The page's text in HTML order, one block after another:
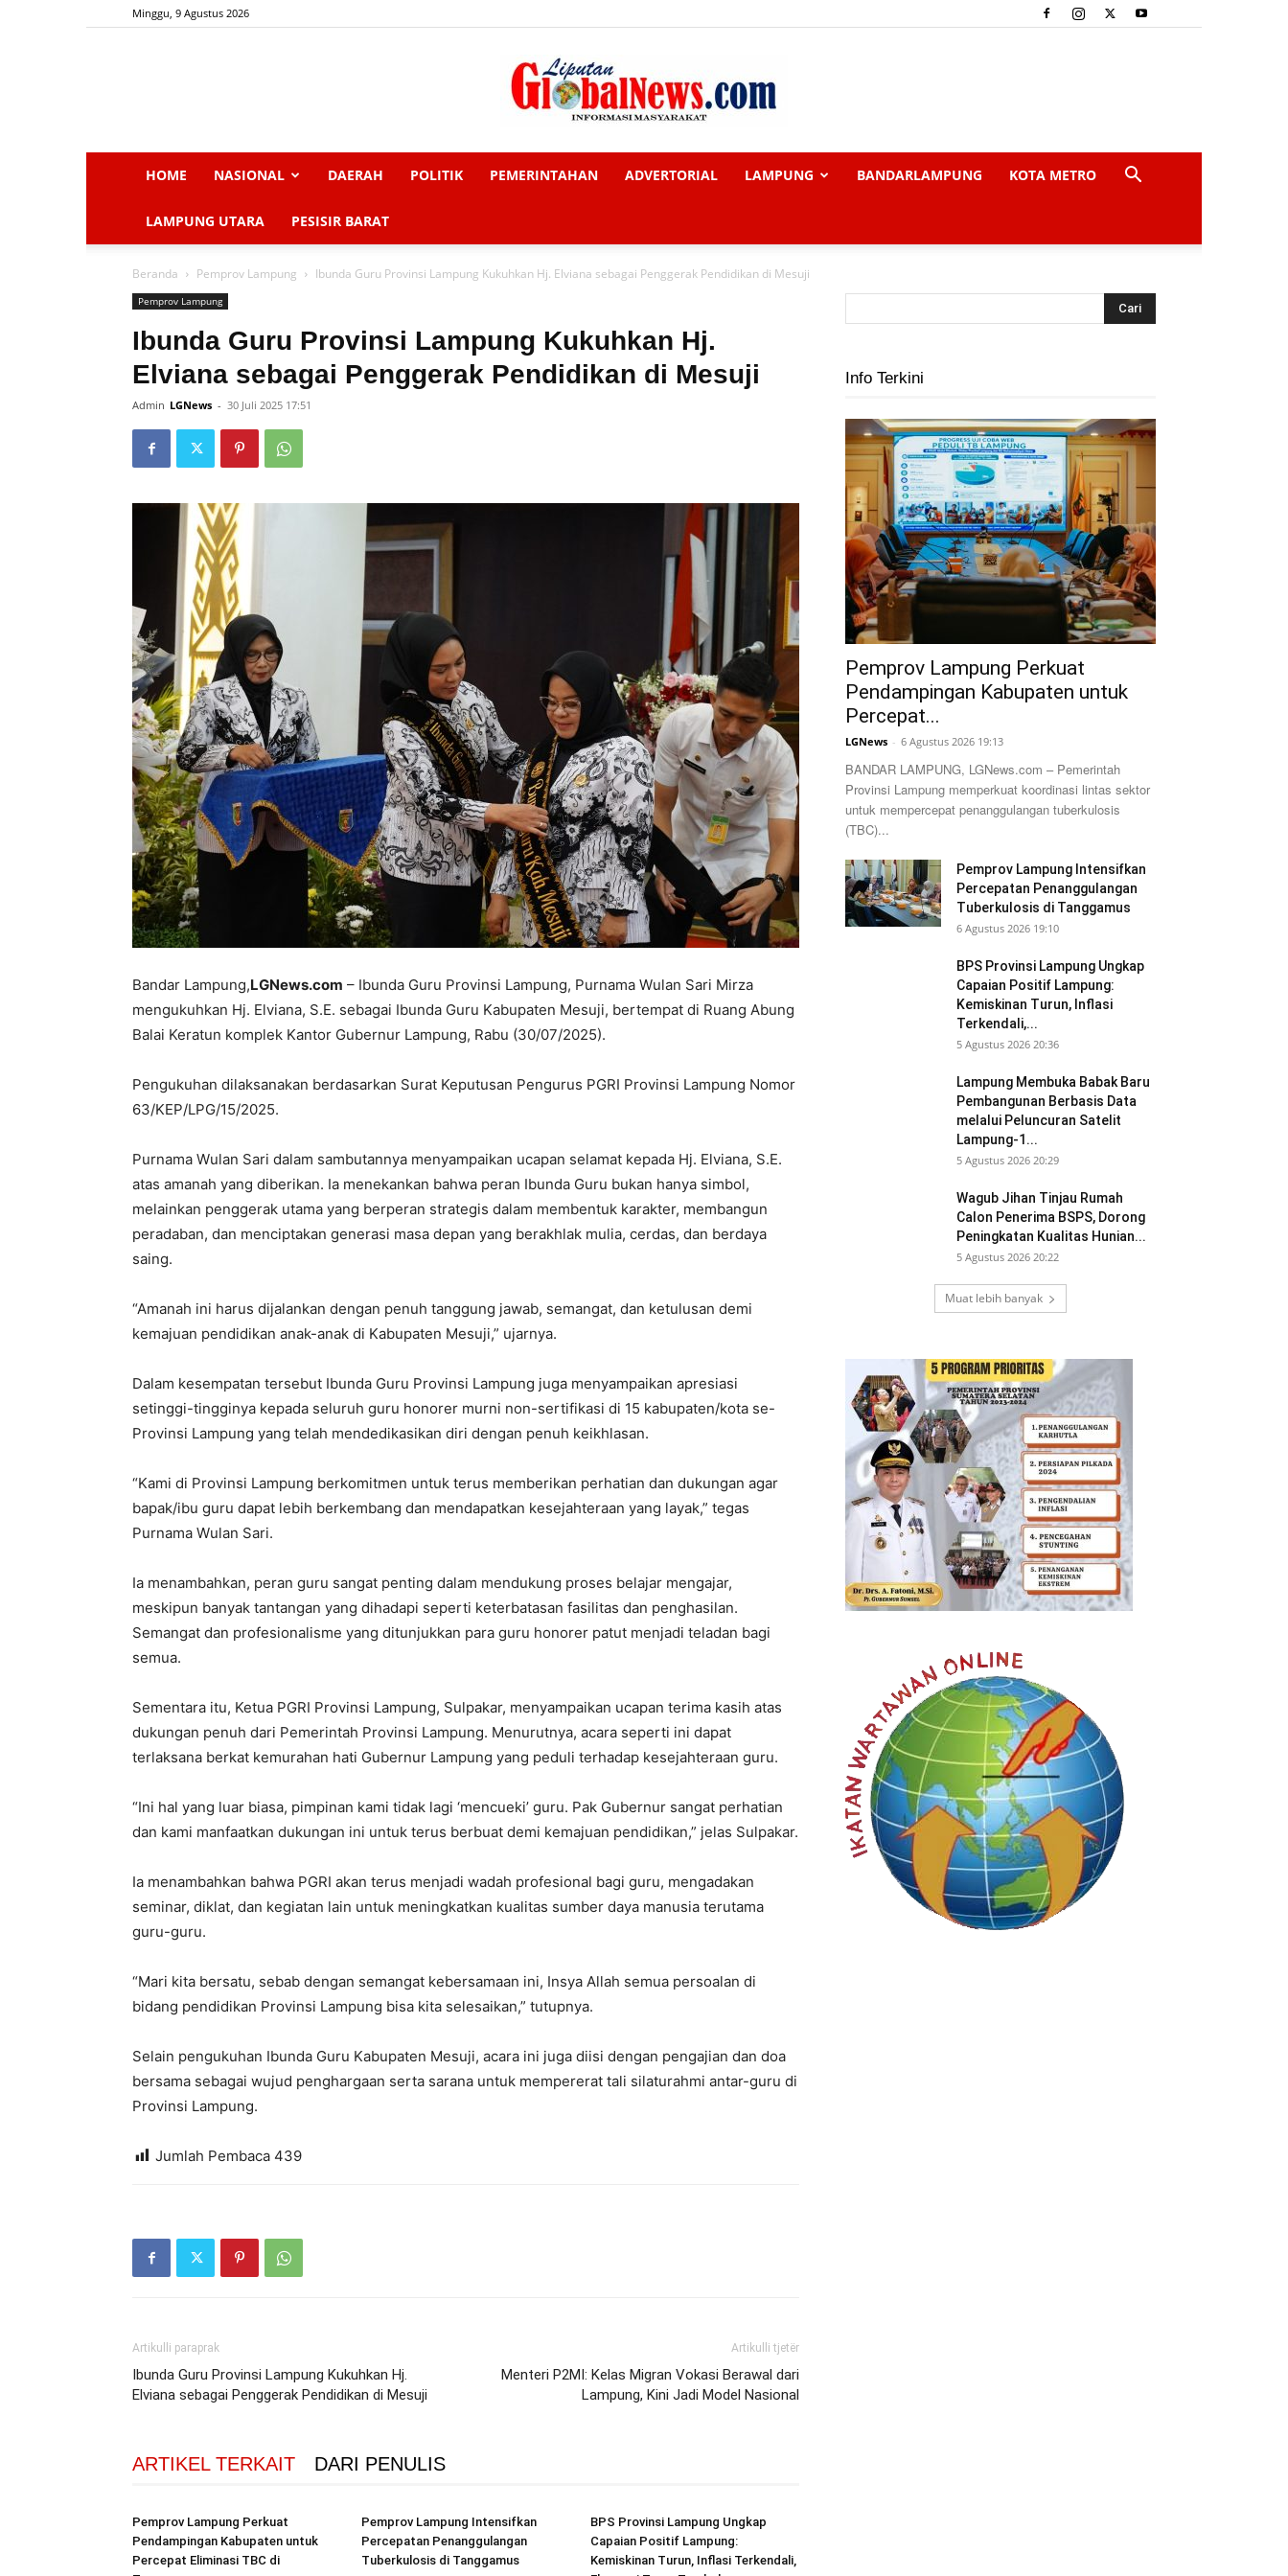
Minggu, 9 Agustus 2026
HOME NASIONAL DAERAH POLITIK PEMERINTAHAN ADVERTORIAL LAMPUNG BANDARLAMPUNG KOTA METRO
LAMPUNG UTARA PESISIR BARAT
Beranda Pemprov Lampung Ibunda Guru Provinsi Lampung Kukuhkan Hj. Elviana sebagai Penggerak Pendidikan di Mesuji
Pemprov Lampung
Ibunda Guru Provinsi Lampung Kukuhkan Hj.
Elviana sebagai Penggerak Pendidikan di Mesuji
Admin LGNews - 30 Juli 2025 17:51
Bandar Lampung,LGNews.com – Ibunda Guru Provinsi Lampung, Purnama Wulan Sari Mirza
mengukuhkan Hj. Elviana, S.E. sebagai Ibunda Guru Kabupaten Mesuji, bertempat di Ruang Abung
Balai Keratun komplek Kantor Gubernur Lampung, Rabu (30/07/2025).
Pengukuhan dilaksanakan berdasarkan Surat Keputusan Pengurus PGRI Provinsi Lampung Nomor
63/KEP/LPG/15/2025.
Purnama Wulan Sari dalam sambutannya menyampaikan ucapan selamat kepada Hj. Elviana, S.E.
atas amanah yang diberikan. Ia menekankan bahwa peran Ibunda Guru bukan hanya simbol,
melainkan penggerak utama yang berperan strategis dalam membentuk karakter, membangun
peradaban, dan menciptakan generasi masa depan yang berakhlak mulia, cerdas, dan berdaya
saing.
“Amanah ini harus dijalankan dengan penuh tanggung jawab, semangat, dan ketulusan demi
kemajuan pendidikan anak-anak di Kabupaten Mesuji,” ujarnya.
Dalam kesempatan tersebut Ibunda Guru Provinsi Lampung juga menyampaikan apresiasi
setinggi-tingginya kepada seluruh guru honorer murni non-sertifikasi di 15 kabupaten/kota se-
Provinsi Lampung yang telah mendedikasikan diri dengan penuh keikhlasan.
“Kami di Provinsi Lampung berkomitmen untuk terus memberikan perhatian dan dukungan agar
bapak/ibu guru dapat lebih berkembang dan mendapatkan kesejahteraan yang layak,” tegas
Purnama Wulan Sari.
Ia menambahkan, peran guru sangat penting dalam mendukung proses belajar mengajar,
meskipun banyak tantangan yang dihadapi seperti keterbatasan fasilitas dan penghasilan.
Semangat dan profesionalisme yang ditunjukkan para guru honorer patut menjadi teladan bagi
semua.
Sementara itu, Ketua PGRI Provinsi Lampung, Sulpakar, menyampaikan ucapan terima kasih atas
dukungan penuh dari Pemerintah Provinsi Lampung. Menurutnya, acara seperti ini dapat
terlaksana berkat kemurahan hati Gubernur Lampung yang peduli terhadap kesejahteraan guru.
“Ini hal yang luar biasa, pimpinan kami tidak lagi ‘mencueki’ guru. Pak Gubernur sangat perhatian
dan kami manfaatkan dukungan ini untuk terus berbuat demi kemajuan pendidikan,” jelas Sulpakar.
Ia menambahkan bahwa PGRI akan terus menjadi wadah profesional bagi guru, mengadakan
seminar, diklat, dan kegiatan lain untuk meningkatkan kualitas sumber daya manusia terutama
guru-guru.
“Mari kita bersatu, sebab dengan semangat kebersamaan ini, Insya Allah semua persoalan di
bidang pendidikan Provinsi Lampung bisa kita selesaikan,” tutupnya.
Selain pengukuhan Ibunda Guru Kabupaten Mesuji, acara ini juga diisi dengan pengajian dan doa
bersama sebagai wujud penghargaan serta sarana untuk mempererat tali silaturahmi antar-guru di
Provinsi Lampung.
Jumlah Pembaca 439
Artikulli paraprak
Ibunda Guru Provinsi Lampung Kukuhkan Hj.
Elviana sebagai Penggerak Pendidikan di Mesuji
Artikulli tjetër
Menteri P2MI: Kelas Migran Vokasi Berawal dari
Lampung, Kini Jadi Model Nasional
ARTIKEL TERKAIT DARI PENULIS
Pemprov Lampung Perkuat
Pendampingan Kabupaten untuk
Percepat Eliminasi TBC di
Pemprov Lampung Intensifkan
Percepatan Penanggulangan
Tuberkulosis di Tanggamus
BPS Provinsi Lampung Ungkap
Capaian Positif Lampung:
Kemiskinan Turun, Inflasi Terkendali,
Info Terkini
Pemprov Lampung Perkuat
Pendampingan Kabupaten untuk
Percepat...
LGNews - 6 Agustus 2026 19:13
BANDAR LAMPUNG, LGNews.com – Pemerintah
Provinsi Lampung memperkuat koordinasi lintas sektor
untuk mempercepat penanggulangan tuberkulosis
(TBC)...
Pemprov Lampung Intensifkan
Percepatan Penanggulangan
Tuberkulosis di Tanggamus
6 Agustus 2026 19:10
BPS Provinsi Lampung Ungkap
Capaian Positif Lampung:
Kemiskinan Turun, Inflasi
Terkendali,...
5 Agustus 2026 20:36
Lampung Membuka Babak Baru
Pembangunan Berbasis Data
melalui Peluncuran Satelit
Lampung-1...
5 Agustus 2026 20:29
Wagub Jihan Tinjau Rumah
Calon Penerima BSPS, Dorong
Peningkatan Kualitas Hunian...
5 Agustus 2026 20:22
Muat lebih banyak